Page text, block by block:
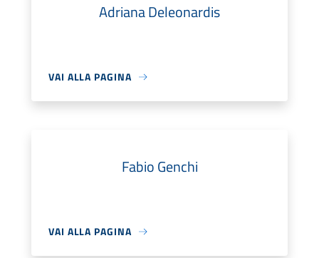
Adriana Deleonardis
VAI ALLA PAGINA
Fabio Genchi
VAI ALLA PAGINA